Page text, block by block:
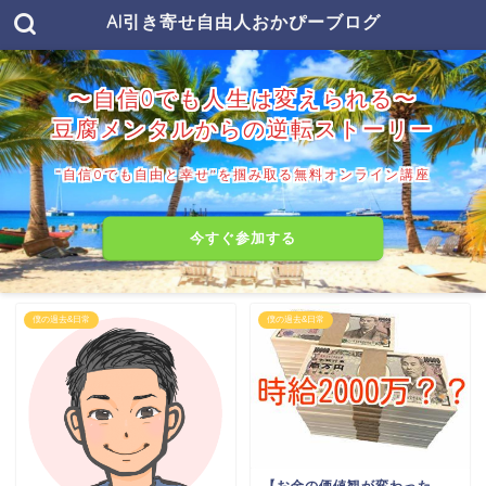
AI引き寄せ自由人おかぴーブログ
〜自信0でも人生は変えられる〜
豆腐メンタルからの逆転ストーリー
“自信0でも自由と幸せ"を掴み取る無料オンライン講座
今すぐ参加する
僕の過去&日常 僕の過去&日常